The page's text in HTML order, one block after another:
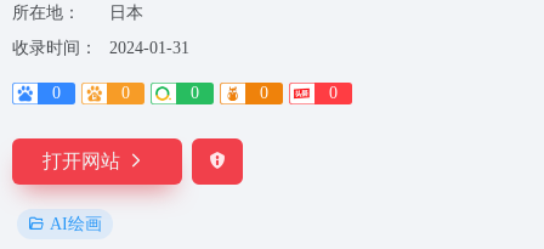
所在地：
日本
收录时间：
2024-01-31
0 0 0 0 0
打开网站
AI绘画